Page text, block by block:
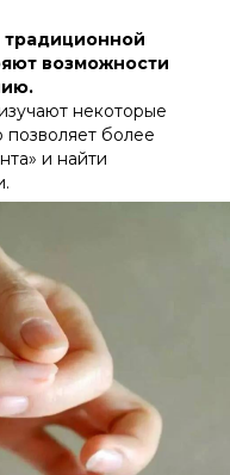
традиционной
возможности
некоторые
позволяет более
и найти